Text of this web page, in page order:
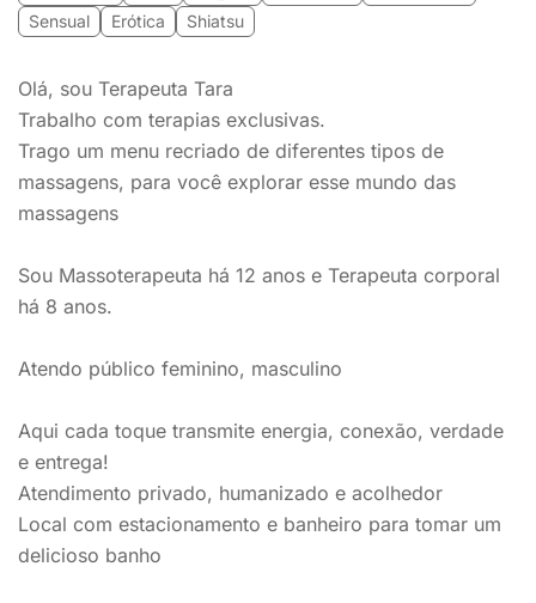
Sensual
Erótica Shiatsu
Olá, sou Terapeuta Tara
Trabalho com terapias exclusivas.
Trago um menu recriado de diferentes tipos de
massagens, para você explorar esse mundo das
massagens
Sou Massoterapeuta há 12 anos e Terapeuta corporal
há 8 anos.
Atendo público feminino, masculino
Aqui cada toque transmite energia, conexão, verdade
e entrega!
Atendimento privado, humanizado e acolhedor
Local com estacionamento e banheiro para tomar um
delicioso banho